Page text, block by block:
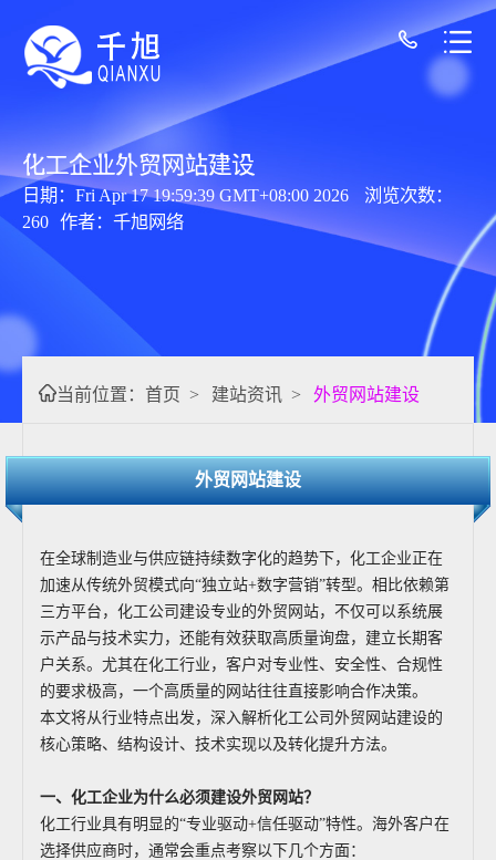
化工企业外贸网站建设
日期：Fri Apr 17 19:59:39 GMT+08:00 2026
浏览次数：
260 作者：千旭网络
当前位置： 首页 > 建站资讯 > 外贸网站建设
外贸网站建设
在全球制造业与供应链持续数字化的趋势下，化工企业正在
加速从传统外贸模式向“独立站+数字营销”转型。相比依赖第
三方平台，化工公司建设专业的外贸网站，不仅可以系统展
示产品与技术实力，还能有效获取高质量询盘，建立长期客
户关系。尤其在化工行业，客户对专业性、安全性、合规性
的要求极高，一个高质量的网站往往直接影响合作决策。
本文将从行业特点出发，深入解析化工公司外贸网站建设的
核心策略、结构设计、技术实现以及转化提升方法。
一、化工企业为什么必须建设外贸网站？
化工行业具有明显的“专业驱动+信任驱动”特性。海外客户在
选择供应商时，通常会重点考察以下几个方面：